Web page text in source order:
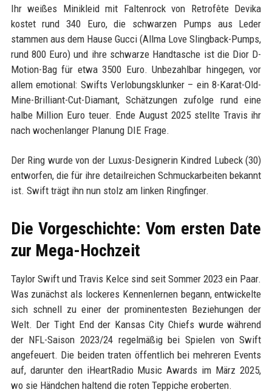
Ihr weißes Minikleid mit Faltenrock von Retrofête Devika
kostet rund 340 Euro, die schwarzen Pumps aus Leder
stammen aus dem Hause Gucci (Allma Love Slingback-Pumps,
rund 800 Euro) und ihre schwarze Handtasche ist die Dior D-
Motion-Bag für etwa 3500 Euro. Unbezahlbar hingegen, vor
allem emotional: Swifts Verlobungsklunker – ein 8-Karat-Old-
Mine-Brilliant-Cut-Diamant, Schätzungen zufolge rund eine
halbe Million Euro teuer. Ende August 2025 stellte Travis ihr
nach wochenlanger Planung DIE Frage.
Der Ring wurde von der Luxus-Designerin Kindred Lubeck (30)
entworfen, die für ihre detailreichen Schmuckarbeiten bekannt
ist. Swift trägt ihn nun stolz am linken Ringfinger.
Die Vorgeschichte: Vom ersten Date
zur Mega-Hochzeit
Taylor Swift und Travis Kelce sind seit Sommer 2023 ein Paar.
Was zunächst als lockeres Kennenlernen begann, entwickelte
sich schnell zu einer der prominentesten Beziehungen der
Welt. Der Tight End der Kansas City Chiefs wurde während
der NFL-Saison 2023/24 regelmäßig bei Spielen von Swift
angefeuert. Die beiden traten öffentlich bei mehreren Events
auf, darunter den iHeartRadio Music Awards im März 2025,
wo sie Händchen haltend die roten Teppiche eroberten.